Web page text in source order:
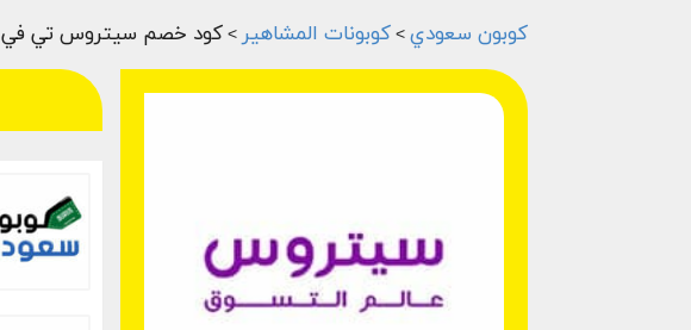
كوبون سعودي > كوبونات المشاهير > كود خصم سيتروس تي في